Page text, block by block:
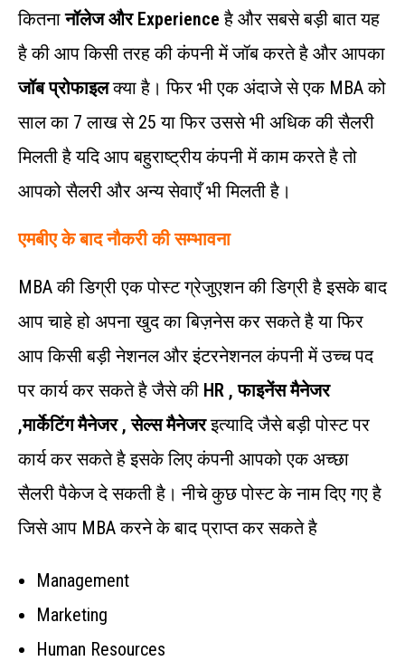
कितनानॉलेज और Experience है और सबसे बड़ी बात यह
है की आप किसी तरह की कंपनी में जॉब करते है और आपका
जॉब प्रोफाइलक्या है। फिर भी एक अंदाजे से एक MBA को
साल का 7 लाख से 25 या फिर उससे भी अधिक की सैलरी
मिलती है यदि आप बहुराष्ट्रीय कंपनी में काम करते है तो
आपको सैलरी और अन्य सेवाएँ भी मिलती है।
एमबीए के बाद नौकरी की सम्भावना
MBA की डिग्री एक पोस्ट ग्रेजुएशन की डिग्री है इसके बाद
आप चाहे हो अपना खुद का बिज़नेस कर सकते है या फिर
आप किसी बड़ी नेशनल और इंटरनेशनल कंपनी में उच्च पद
पर कार्य कर सकते है जैसे की HR , फाइनेंस मैनेजर
,मार्केटिंग मैनेजर , सेल्स मैनेजरइत्यादि जैसे बड़ी पोस्ट पर
कार्य कर सकते है इसके लिए कंपनी आपको एक अच्छा
सैलरी पैकेज दे सकती है। नीचे कुछ पोस्ट के नाम दिए गए है
जिसे आप MBA करने के बाद प्राप्त कर सकते है
Management
Marketing
Human Resources